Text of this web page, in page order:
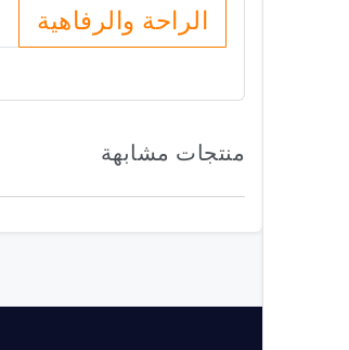
الراحة والرفاهية
منتجات مشابهة